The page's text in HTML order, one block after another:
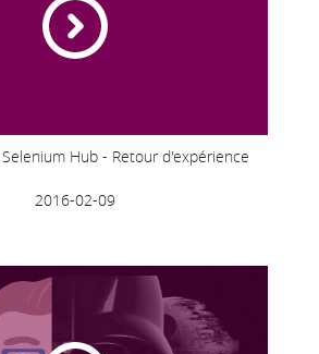
Hub - Retour d'expérience
2016-02-09